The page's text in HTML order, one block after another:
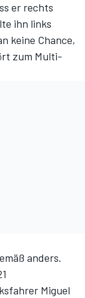
er rechts
ihn links
keine Chance,
zum Multi-
anders.
Miguel